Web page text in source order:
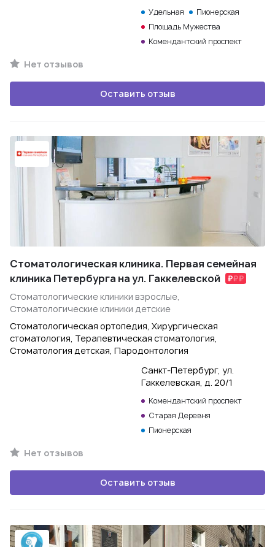
Удельная
Пионерская
Площадь Мужества
Комендантский проспект
Нет отзывов
Оставить отзыв
Стоматологическая клиника. Первая семейная
клиника Петербурга на ул. Гаккелевской
Стоматологические клиники взрослые,
Стоматологические клиники детские
Стоматологическая ортопедия, Хирургическая
стоматология, Терапевтическая стоматология,
Стоматология детская, Пародонтология
Санкт-Петербург, ул.
Гаккелевская, д. 20/1
Комендантский проспект
Старая Деревня
Пионерская
Нет отзывов
Оставить отзыв